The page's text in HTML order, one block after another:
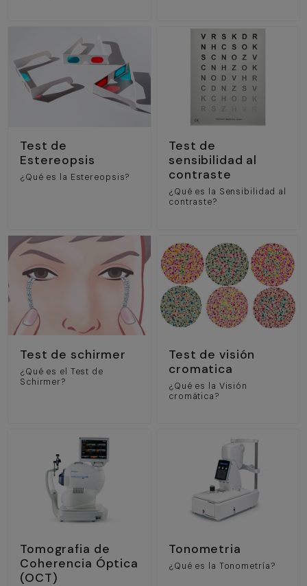
Test de
Estereopsis
¿Qué es la Estereopsis?
Test de
sensibilidad al
contraste
¿Qué es la Sensibilidad al
contraste?
Test de schirmer
¿Qué es el Test de
Schirmer?
Test de visión
cromatica
¿Qué es la Visión
cromática?
Tomografia de
Coherencia Óptica
(OCT)
Tonometria
¿Qué es la Tonometría?